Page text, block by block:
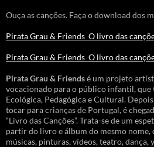
Ouça as canções. Faça o download dos
Pirata Grau & Friends_O livro das
Pirata Grau & Friends_O livro das
Pirata Grau & Friendsé um projeto
vocacionado para o público infantil, que
Ecológica, Pedagógica e Cultural.
tocar para crianças de Portugal, é
“Livro das Canções”. Trata-se de um
partir do livro e álbum do mesmo nome,
músicas, pinturas, vídeos, teatro, dança,